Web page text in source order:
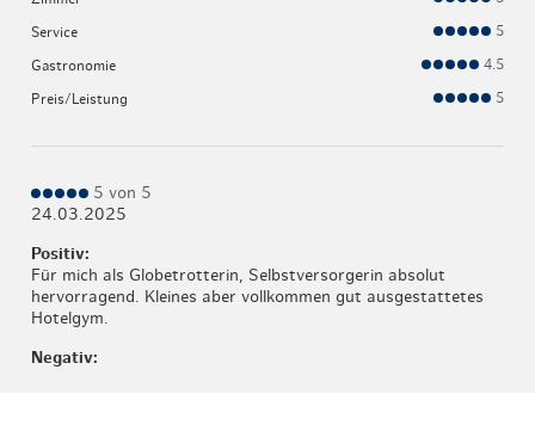
Service 5
Gastronomie 4.5
Preis/Leistung 5
5 von 5
24.03.2025
Positiv:
Für mich als Globetrotterin, Selbstversorgerin absolut
hervorragend. Kleines aber vollkommen gut ausgestattetes
Hotelgym.
Negativ: